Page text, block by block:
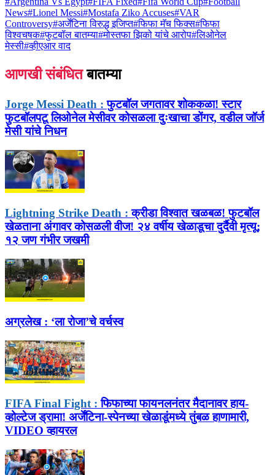
News#Lionel Messi#Mostafa Ziko Accuses#VAR
Controversy#अर्जेंटिना विरुद्ध इजिप्त#फिफा मॅच फिक्स#फिफा
विश्वचषक#फुटबॉल बातम्या#मोस्तफा झिको यांचे आरोप#लिओनेल
मेस्सी#व्हीएआर वाद
आणखी संबंधित बातम्या
Jorge Messi Death : फुटबॉल जगतावर शोककळा! स्टार
फुटबॉलपटू लिओनेल मेसीवर कोसळला दुःखाचा डोंगर, वडील जॉर्ज
मेसी यांचे निधन
Lightning Strike Death : क्रीडा विश्वात खळबळ! फुटबॉल
खेळताना अंगावर कोसळली वीज! २४ वर्षीय खेळाडूचा दुर्दैवी मृत्यू;
१२ जण गंभीर जखमी
अग्रलेख : ‘ला रोजा’चे वर्चस्व
FIFA Final Fight : फिफाच्या फायनलनंतर मैदानावर हाय-
व्होल्टेज ड्रामा! अर्जेंटिना-स्पेनच्या खेळाडूंमध्ये तुंबळ हाणामारी,
VIDEO व्हायरल